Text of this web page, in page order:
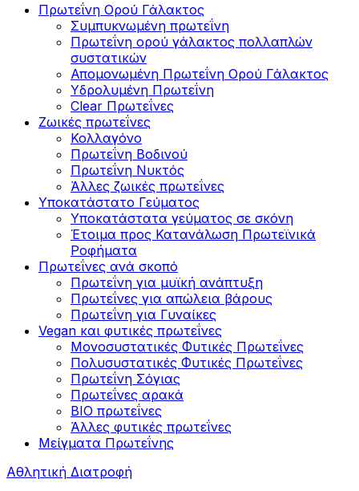
Πρωτεΐνη Ορού Γάλακτος
Συμπυκνωμένη πρωτεΐνη
Πρωτεΐνη ορού γάλακτος πολλαπλών
συστατικών
Απομονωμένη Πρωτεΐνη Ορού Γάλακτος
Υδρολυμένη Πρωτεΐνη
Clear Πρωτεΐνες
Ζωικές πρωτεΐνες
Κολλαγόνο
Πρωτεΐνη Βοδινού
Πρωτεΐνη Νυκτός
Άλλες ζωικές πρωτεΐνες
Υποκατάστατο Γεύματος
Υποκατάστατα γεύματος σε σκόνη
Έτοιμα προς Κατανάλωση Πρωτεϊνικά
Ροφήματα
Πρωτεΐνες ανά σκοπό
Πρωτεΐνη για μυϊκή ανάπτυξη
Πρωτεΐνες για απώλεια βάρους
Πρωτεΐνη για Γυναίκες
Vegan και φυτικές πρωτεΐνες
Μονοσυστατικές Φυτικές Πρωτεΐνες
Πολυσυστατικές Φυτικές Πρωτεΐνες
Πρωτεΐνη Σόγιας
Πρωτεΐνες αρακά
ΒIO πρωτεΐνες
Άλλες φυτικές πρωτεΐνες
Μείγματα Πρωτεΐνης
Αθλητική Διατροφή